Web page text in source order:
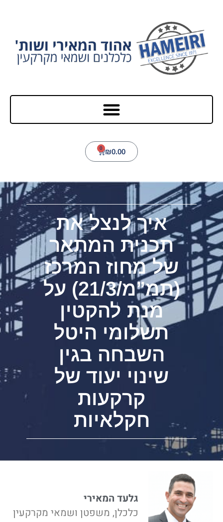
₪0.00
0
איך לנצל את
תכנית המתאר
של מחוז המרכז
(תמ”מ/21/3) על
מנת להקטין
תשלומי היטל
השבחה בגין
שינוי יעוד של
קרקעות
חקלאיות
גלעד המאירי
כלכלן, משפטן ושמאי מקרקעין